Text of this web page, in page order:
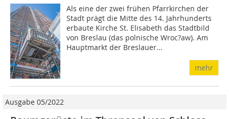
Als eine der zwei frühen Pfarrkirchen der
Stadt prägt die Mitte des 14. Jahrhunderts
erbaute Kirche St. Elisabeth das Stadtbild
von Breslau (das polnische Wroc?aw). Am
Hauptmarkt der Breslauer...
mehr
Ausgabe 05/2022